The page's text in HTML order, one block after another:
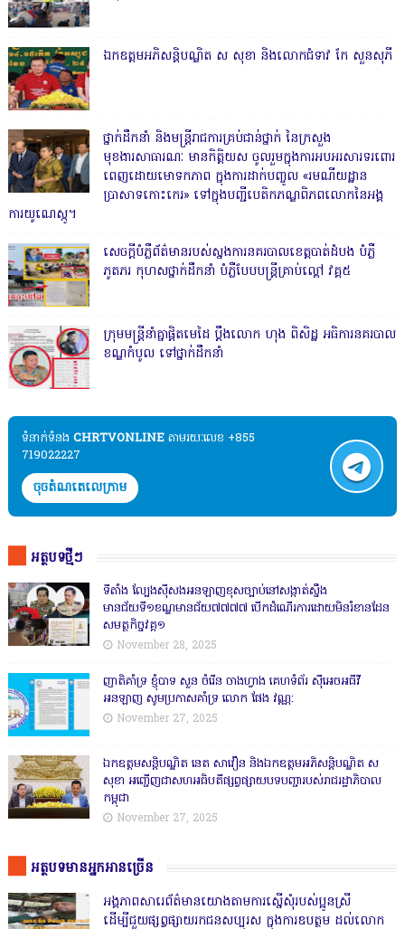
ឯកឧត្តមអភិសន្តិបណ្ឌិត ស សុខា និងលោកជំទាវ កែ សួនសុភី
ថ្នាក់ដឹកនាំ និងមន្ត្រីរាជការគ្រប់ជាន់ថ្នាក់ នៃក្រសួង
មុខងារសាធារណៈ មានកិត្តិយស ចូលរួមក្នុងការអបអរសារទរពោរ
ពេញដោយមោទកភាព ក្នុងការដាក់បញ្ចូល «រមណីយដ្ឋាន
ប្រាសាទកោះកេរ» ទៅក្នុងបញ្ជីបេតិកភណ្ឌពិភពលោកនៃអង្គ
ការយូណេស្កូ។
សេចក្តីបំភ្លឺព័ត៌មានរបស់ស្នងការនគរបាលខេត្តបាត់ដំបង បំភ្លឺ
ភូតភរ កុហសថ្នាក់ដឹកនាំ បំភ្លឺបែបបន្ត្រីគ្រាប់ល្ពៅ វគ្គ៥
ក្រុមមន្ត្រីនាំគ្នាផ្ដិតមេដៃ ប្ដឹងលោក ហុង ពិសិដ្ឋ អធិការនគរបាល
ខណ្ឌកំបូល ទៅថ្នាក់ដឹកនាំ
ទំនាក់ទំនង​​ CHRTVONLINE តាមរយៈលេខ +855
719022227
ចុចតំណតេលេក្រាម
អត្ថបទថ្មីៗ
ទីតាំង ល្បែងស៊ីសងអនឡាញខុសច្បាប់នៅសង្កាត់សឹ្ចង
មានជ័យទី១ខណ្ឌមានជ័យ៧៧៧៧ បើកដំណើរការដោយមិនរំខានដែន
សមត្ថកិច្ចវគ្គ១
November 28, 2025
ញាតិគាំទ្រ ខ្ញុំបាទ សួន ចំរើន ចាងហ្វាង គេហទំព័រ ស៊ីអេចអធីវី
អនឡាញ សូមប្រកាសគាំទ្រ លោក ផែង វណ្ណ:
November 27, 2025
ឯកឧត្តមសន្តិបណ្ឌិត នេត សាវឿន និងឯកឧត្តមអភិសន្តិបណ្ឌិត ស
សុខា អញ្ជើញជាសហអធិបតីផ្សព្វផ្សាយបទបញ្ជារបស់រាជរដ្ឋាភិបាល
កម្ពុជា
November 27, 2025
អត្ថបទមានអ្នកអានច្រើន
អង្គភាពសារេព័ត៌មានយោងតាមការស្នើសុំរបស់ប្អូនស្រី
ដើម្បីជួយផ្សព្វផ្សាយរកជនសប្បុរស ក្នុងការឧបត្ថម ដល់លោក